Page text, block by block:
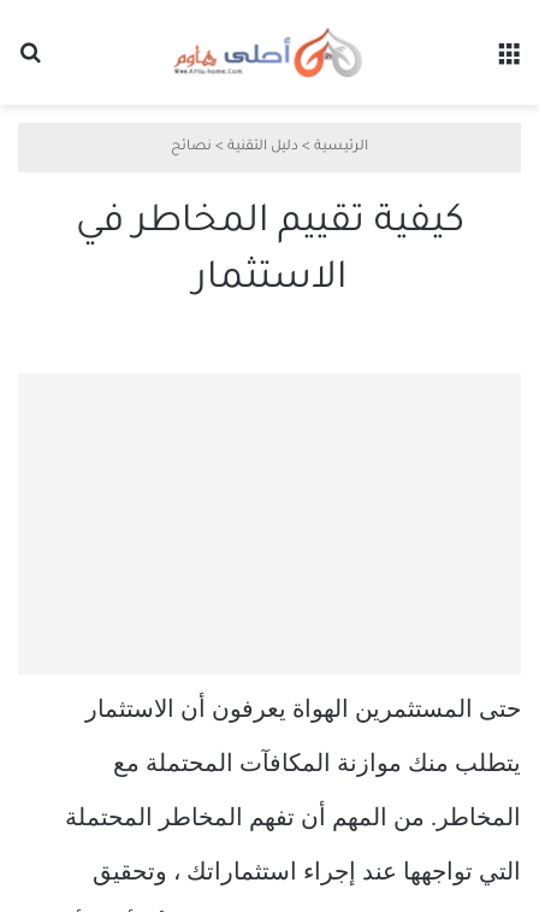
الرئيسية > دليل التقنية > نصائح
كيفية تقييم المخاطر في
الاستثمار
حتى المستثمرين الهواة يعرفون أن الاستثمار
يتطلب منك موازنة المكافآت المحتملة مع
المخاطر. من المهم أن تفهم المخاطر المحتملة
التي تواجهها عند إجراء استثماراتك ، وتحقيق